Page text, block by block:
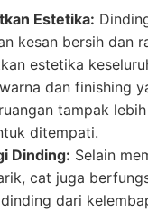
Estetika:
kesan bersih dan
estetika
dan finishing
tampak
ditempati.
Dinding: Selain
cat juga
dari